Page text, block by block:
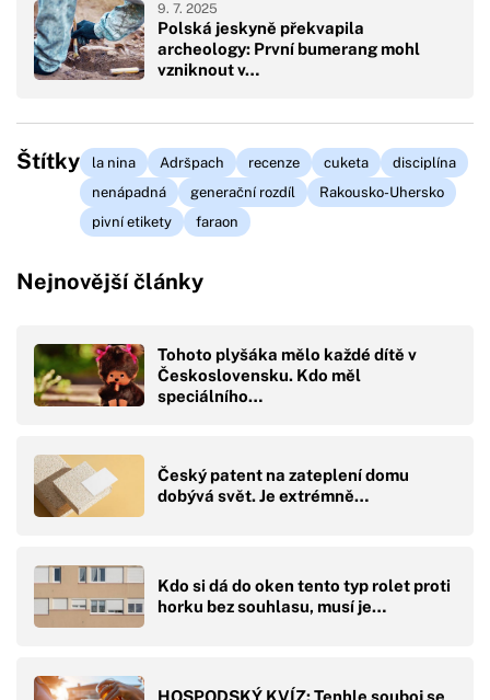
Polská jeskyně překvapila
archeology: První bumerang mohl
vzniknout v…
9. 7. 2025
Štítky la nina Adršpach recenze cuketa
disciplína
nenápadná
generační rozdíl
Rakousko-Uhersko
pivní etikety
faraon
Nejnovější články
Tohoto plyšáka mělo každé dítě v
Československu. Kdo měl
speciálního…
Český patent na zateplení domu
dobývá svět. Je extrémně…
Kdo si dá do oken tento typ rolet proti
horku bez souhlasu, musí je…
HOSPODSKÝ KVÍZ: Tenhle souboj se